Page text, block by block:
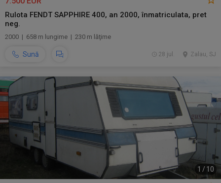
Rulota FENDT SAPPHIRE 400, an 2000, înmatriculata, pret
neg.
2000 | 658 m lungime | 230 m lăţime
Sună Zalau, SJ
28 jul.
1 /10